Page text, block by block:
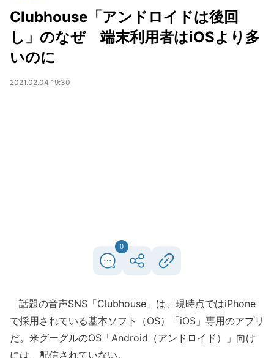
Clubhouse「アンドロイドは後回
し」のなぜ 端末利用者はiOSより多
いのに
2021.02.04 19:30
0
話題の音声SNS「Clubhouse」は、現時点ではiPhone
で採用されている基本ソフト（OS）「iOS」専用のアプリ
だ。米グーグルのOS「Android（アンドロイド）」向け
には、配信されていない。